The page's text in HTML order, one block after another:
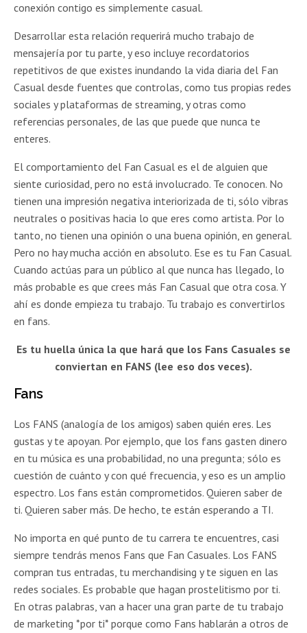
conexión contigo es simplemente casual.
Desarrollar esta relación requerirá mucho trabajo de
mensajería por tu parte, y eso incluye recordatorios
repetitivos de que existes inundando la vida diaria del Fan
Casual desde fuentes que controlas, como tus propias redes
sociales y plataformas de streaming, y otras como
referencias personales, de las que puede que nunca te
enteres.
El comportamiento del Fan Casual es el de alguien que
siente curiosidad, pero no está involucrado. Te conocen. No
tienen una impresión negativa interiorizada de ti, sólo vibras
neutrales o positivas hacia lo que eres como artista. Por lo
tanto, no tienen una opinión o una buena opinión, en general.
Pero no hay mucha acción en absoluto. Ese es tu Fan Casual.
Cuando actúas para un público al que nunca has llegado, lo
más probable es que crees más Fan Casual que otra cosa. Y
ahí es donde empieza tu trabajo. Tu trabajo es convertirlos
en fans.
Es tu huella única la que hará que los Fans Casuales se
conviertan en FANS (lee eso dos veces).
Fans
Los FANS (analogía de los amigos) saben quién eres. Les
gustas y te apoyan. Por ejemplo, que los fans gasten dinero
en tu música es una probabilidad, no una pregunta; sólo es
cuestión de cuánto y con qué frecuencia, y eso es un amplio
espectro. Los fans están comprometidos. Quieren saber de
ti. Quieren saber más. De hecho, te están esperando a TI.
No importa en qué punto de tu carrera te encuentres, casi
siempre tendrás menos Fans que Fan Casuales. Los FANS
compran tus entradas, tu merchandising y te siguen en las
redes sociales. Es probable que hagan prostelitismo por ti.
En otras palabras, van a hacer una gran parte de tu trabajo
de marketing *por ti* porque como Fans hablarán a otros de